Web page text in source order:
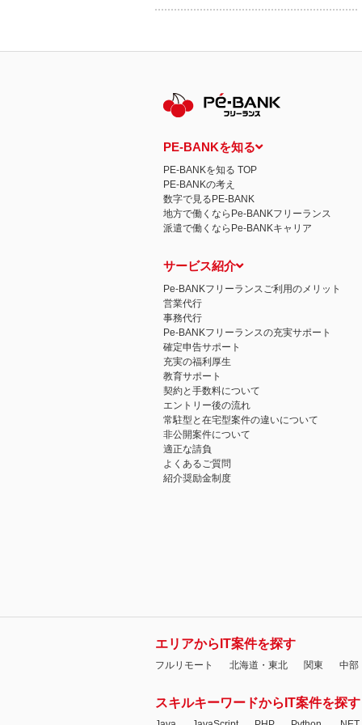
PE-BANKを知る
PE-BANKを知る TOP
PE-BANKの考え
数字で見るPE-BANK
地方で働くならPe-BANKフリーランス
派遣で働くならPe-BANKキャリア
サービス紹介
Pe-BANKフリーランスご利用のメリット
営業代行
事務代行
Pe-BANKフリーランスの充実サポート
確定申告サポート
充実の福利厚生
教育サポート
契約と手数料について
エントリー後の流れ
常駐型と在宅型案件の違いについて
非公開案件について
適正な請負
よくあるご質問
紹介奨励金制度
エリアからIT案件を探す
フルリモート 北海道・東北 関東 中部
スキルキーワードからIT案件を探す